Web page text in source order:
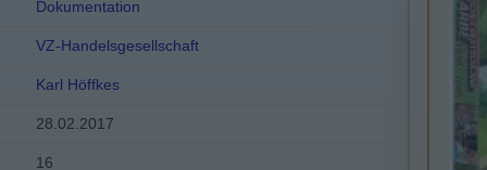
Dokumentation
VZ-Handelsgesellschaft
Karl Höffkes
28.02.2017
16